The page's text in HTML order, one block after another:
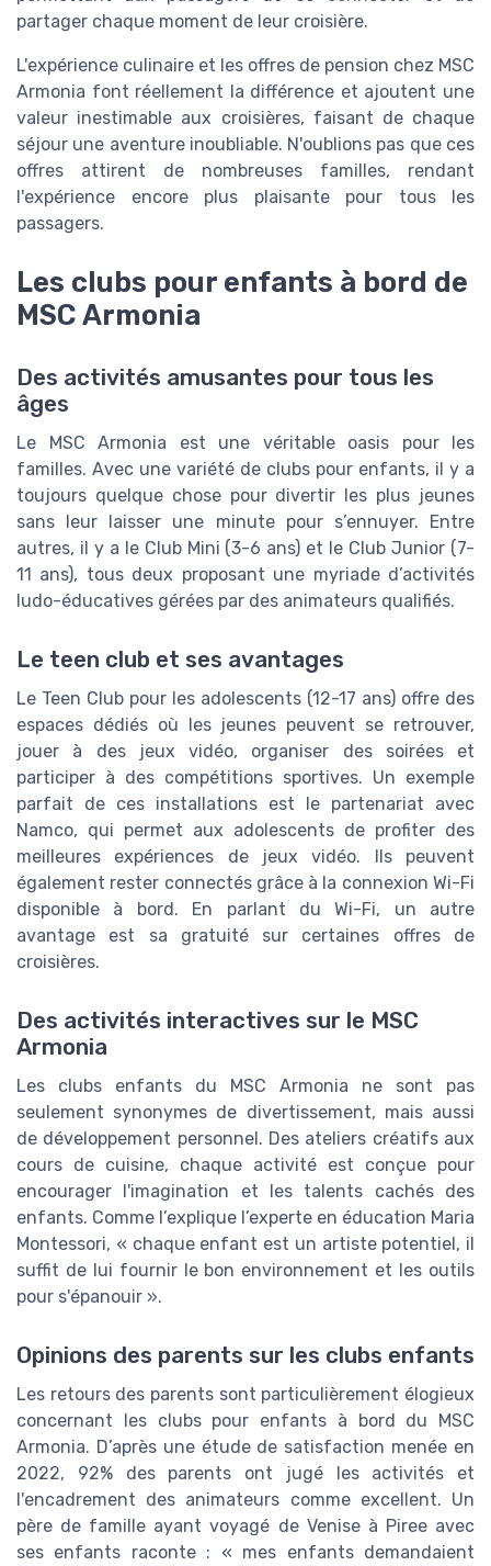
partager chaque moment de leur croisière.
L'expérience culinaire et les offres de pension chez MSC
Armonia font réellement la différence et ajoutent une
valeur inestimable aux croisières, faisant de chaque
séjour une aventure inoubliable. N'oublions pas que ces
offres attirent de nombreuses familles, rendant
l'expérience encore plus plaisante pour tous les
passagers.
Les clubs pour enfants à bord de
MSC Armonia
Des activités amusantes pour tous les
âges
Le MSC Armonia est une véritable oasis pour les
familles. Avec une variété de clubs pour enfants, il y a
toujours quelque chose pour divertir les plus jeunes
sans leur laisser une minute pour s’ennuyer. Entre
autres, il y a le Club Mini (3-6 ans) et le Club Junior (7-
11 ans), tous deux proposant une myriade d’activités
ludo-éducatives gérées par des animateurs qualifiés.
Le teen club et ses avantages
Le Teen Club pour les adolescents (12-17 ans) offre des
espaces dédiés où les jeunes peuvent se retrouver,
jouer à des jeux vidéo, organiser des soirées et
participer à des compétitions sportives. Un exemple
parfait de ces installations est le partenariat avec
Namco, qui permet aux adolescents de profiter des
meilleures expériences de jeux vidéo. Ils peuvent
également rester connectés grâce à la connexion Wi-Fi
disponible à bord. En parlant du Wi-Fi, un autre
avantage est sa gratuité sur certaines offres de
croisières.
Des activités interactives sur le MSC
Armonia
Les clubs enfants du MSC Armonia ne sont pas
seulement synonymes de divertissement, mais aussi
de développement personnel. Des ateliers créatifs aux
cours de cuisine, chaque activité est conçue pour
encourager l'imagination et les talents cachés des
enfants. Comme l’explique l’experte en éducation Maria
Montessori, « chaque enfant est un artiste potentiel, il
suffit de lui fournir le bon environnement et les outils
pour s'épanouir ».
Opinions des parents sur les clubs enfants
Les retours des parents sont particulièrement élogieux
concernant les clubs pour enfants à bord du MSC
Armonia. D’après une étude de satisfaction menée en
2022, 92% des parents ont jugé les activités et
l'encadrement des animateurs comme excellent. Un
père de famille ayant voyagé de Venise à Piree avec
ses enfants raconte : « mes enfants demandaient